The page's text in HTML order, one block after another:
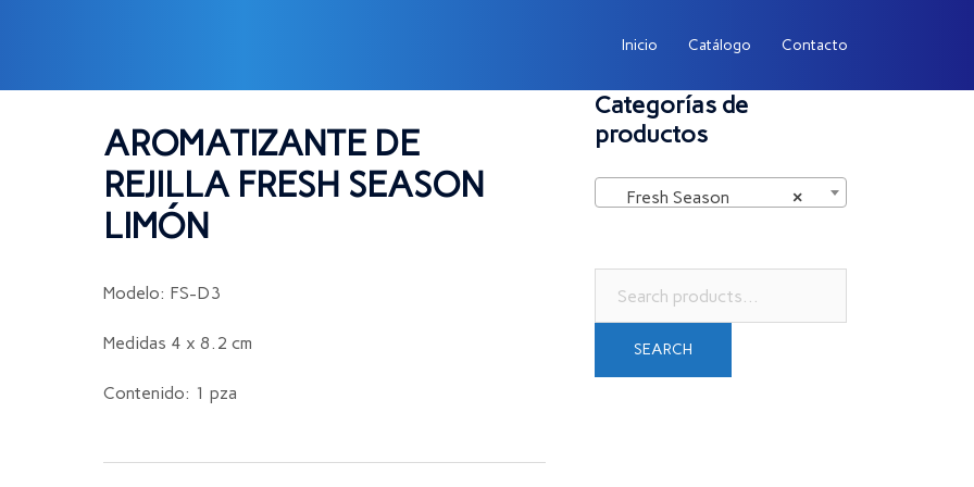
Inicio Catálogo Contacto
SEASON LIMÓN
AROMATIZANTE DE
REJILLA FRESH SEASON
LIMÓN
Modelo: FS-D3
Medidas 4 x 8.2 cm
Contenido: 1 pza
Categorías de
productos
×
Fresh Season
for:
SEARCH